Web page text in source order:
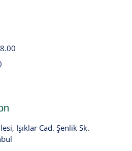
Işıklar Cad. Şenlik Sk.